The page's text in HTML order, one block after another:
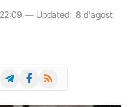
Updated: 8 d'agost
TelegramFacebook
RSS